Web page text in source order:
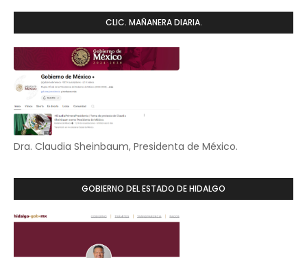
CLIC. MAÑANERA DIARIA.
Dra. Claudia Sheinbaum, Presidenta de México.
GOBIERNO DEL ESTADO DE HIDALGO